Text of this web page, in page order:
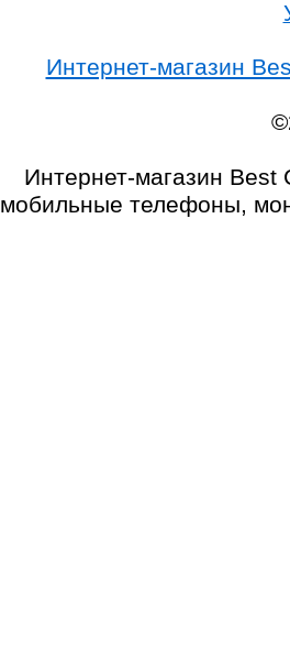
Интернет-магазин
Интернет-магазин Best
мобильные телефоны,